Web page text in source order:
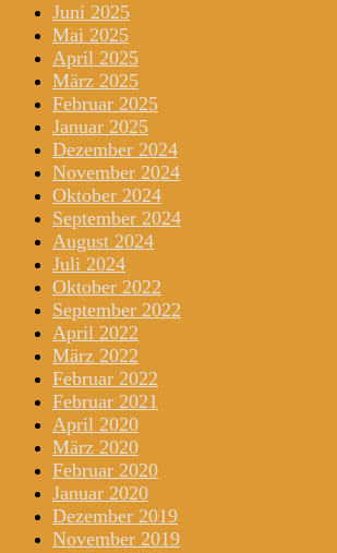
Juni 2025
Mai 2025
April 2025
März 2025
Februar 2025
Januar 2025
Dezember 2024
November 2024
Oktober 2024
September 2024
August 2024
Juli 2024
Oktober 2022
September 2022
April 2022
März 2022
Februar 2022
Februar 2021
April 2020
März 2020
Februar 2020
Januar 2020
Dezember 2019
November 2019